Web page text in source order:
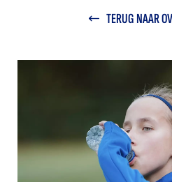
TERUG NAAR